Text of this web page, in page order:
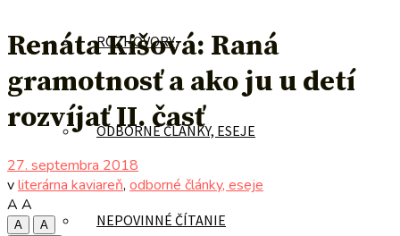
ROZHOVORY
ODBORNÉ ČLÁNKY, ESEJE
NEPOVINNÉ ČÍTANIE
Renáta Kišová: Raná
gramotnosť a ako ju u detí
rozvíjať II. časť
27. septembra 2018
vliterárna kaviareň, odborné články, eseje
A A
A
A